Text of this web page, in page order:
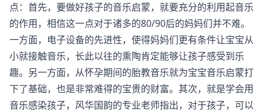
点：首先，要做好孩子的音乐启蒙，就要充分的利用起音乐
的作用，相信这一点对于诸多的80/90后的妈妈们并不难。
一方面，电子设备的先进性，使得妈妈们更有条件让宝宝从
小就接触音乐，长此以往的熏陶肯定能够让孩子感受到乐
趣。另一方面，从怀孕期间的胎教音乐就为宝宝音乐启蒙打
下了基础，也是非常难得的宝贵的财富。其次，就是学会用
音乐感染孩子，风华国韵的专业老师指出，对于孩子，可以